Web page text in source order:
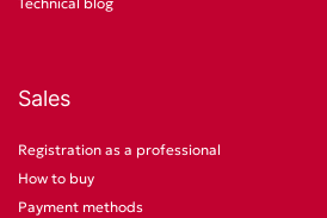
Sales
Registration as a professional
How to buy
Payment methods